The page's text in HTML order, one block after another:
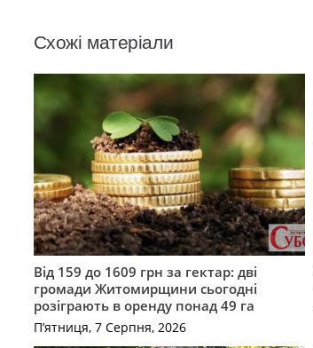
Схожі матеріали
Від 159 до 1609 грн за гектар: дві
громади Житомирщини сьогодні
розіграють в оренду понад 49 га
П’ятниця, 7 Серпня, 2026